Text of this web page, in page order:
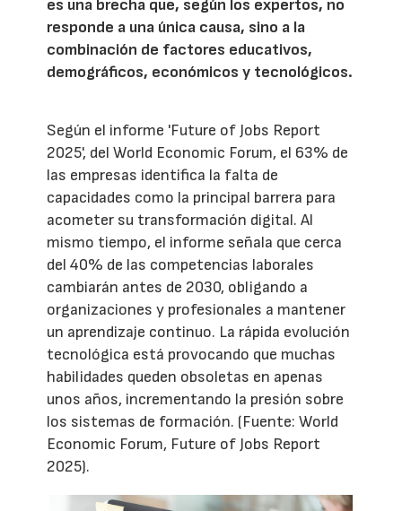
es una brecha que, según los expertos, no
responde a una única causa, sino a la
combinación de factores educativos,
demográficos, económicos y tecnológicos.
Según el informe 'Future of Jobs Report
2025', del World Economic Forum, el 63% de
las empresas identifica la falta de
capacidades como la principal barrera para
acometer su transformación digital. Al
mismo tiempo, el informe señala que cerca
del 40% de las competencias laborales
cambiarán antes de 2030, obligando a
organizaciones y profesionales a mantener
un aprendizaje continuo. La rápida evolución
tecnológica está provocando que muchas
habilidades queden obsoletas en apenas
unos años, incrementando la presión sobre
los sistemas de formación. (Fuente: World
Economic Forum, Future of Jobs Report
2025).